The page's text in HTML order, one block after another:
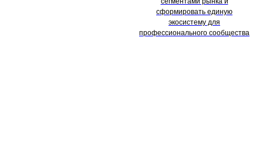
сформировать единую
экосистему для
профессионального сообщества